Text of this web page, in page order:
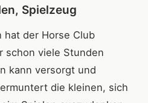
Spielzeug
hat der Horse Club
schon viele Stunden
kann versorgt und
die kleinen, sich